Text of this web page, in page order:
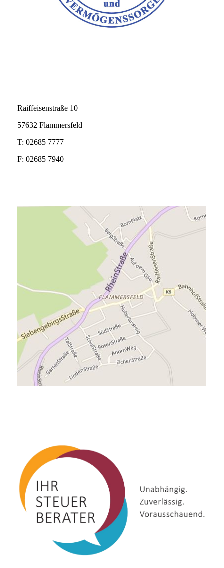
Raiffeisenstraße 10
57632 Flammersfeld
T: 02685 7777
F: 02685 7940